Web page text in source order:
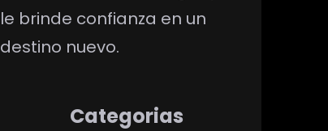
le brinde confianza en un
destino nuevo.
Categorias